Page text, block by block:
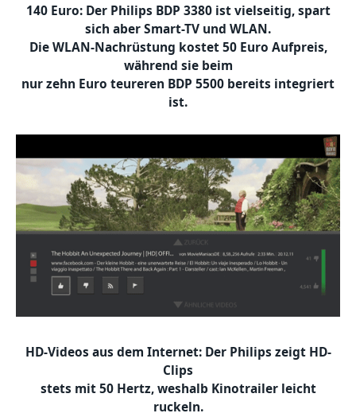
140 Euro: Der Philips BDP 3380 ist vielseitig, spart
sich aber Smart-TV und WLAN.
Die WLAN-Nachrüstung kostet 50 Euro Aufpreis,
während sie beim
nur zehn Euro teureren BDP 5500 bereits integriert
ist.
HD-Videos aus dem Internet: Der Philips zeigt HD-
Clips
stets mit 50 Hertz, weshalb Kinotrailer leicht
ruckeln.